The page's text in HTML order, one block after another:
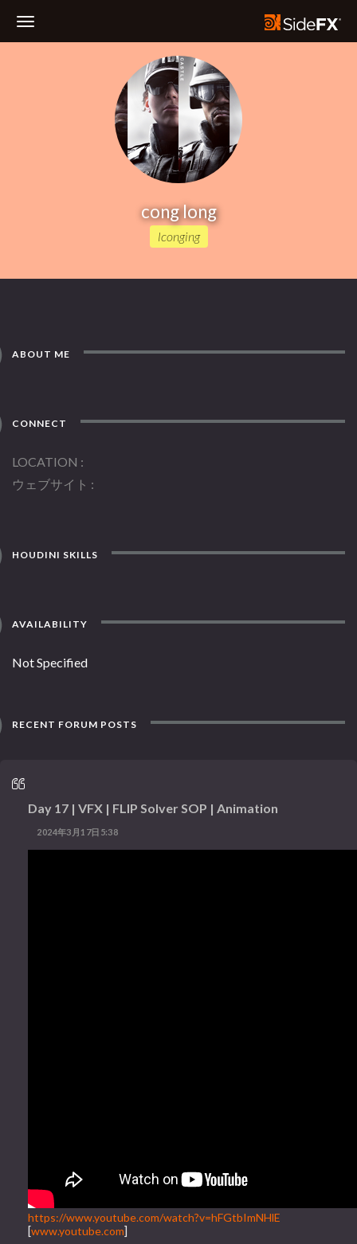
cong long
lconging
ABOUT ME
CONNECT
LOCATION
ウェブサイト
HOUDINI SKILLS
AVAILABILITY
Not Specified
RECENT FORUM POSTS
Day 17 | VFX | FLIP Solver SOP | Animation
2024年3月17日5:38
https://www.youtube.com/watch?v=hFGtbImNHlE
[www.youtube.com]